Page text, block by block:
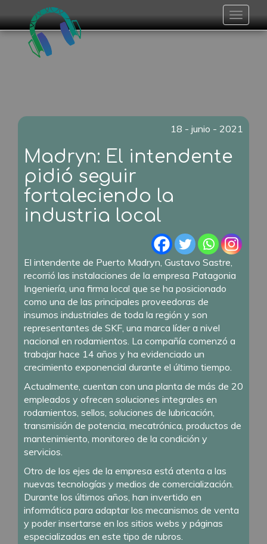
Toggle
18 - junio - 2021
Madryn: El intendente
pidió seguir
fortaleciendo la
industria local
El intendente de Puerto Madryn, Gustavo Sastre,
recorrió las instalaciones de la empresa Patagonia
Ingeniería, una firma local que se ha posicionado
como una de las principales proveedoras de
insumos industriales de toda la región y son
representantes de SKF, una marca líder a nivel
nacional en rodamientos. La compañía comenzó a
trabajar hace 14 años y ha evidenciado un
crecimiento exponencial durante el último tiempo.
Actualmente, cuentan con una planta de más de 20
empleados y ofrecen soluciones integrales en
rodamientos, sellos, soluciones de lubricación,
transmisión de potencia, mecatrónica, productos de
mantenimiento, monitoreo de la condición y
servicios.
Otro de los ejes de la empresa está atenta a las
nuevas tecnologías y medios de comercialización.
Durante los últimos años, han invertido en
informática para adaptar los mecanismos de venta
y poder insertarse en los sitios webs y páginas
especializadas en este tipo de rubros.